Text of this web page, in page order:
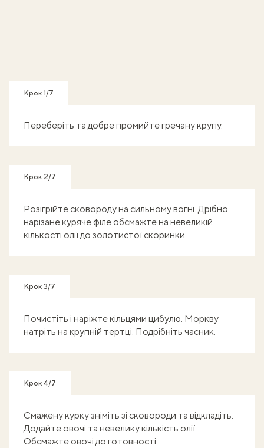
Крок 1/7
Переберіть та добре промийте гречану крупу.
Крок 2/7
Розігрійте сковороду на сильному вогні. Дрібно
нарізане куряче філе обсмажте на невеликій
кількості олії до золотистої скоринки.
Крок 3/7
Почистіть і наріжте кільцями цибулю. Моркву
натріть на крупній тертці. Подрібніть часник.
Крок 4/7
Смажену курку зніміть зі сковороди та відкладіть.
Додайте овочі та невелику кількість олії.
Обсмажте овочі до готовності.